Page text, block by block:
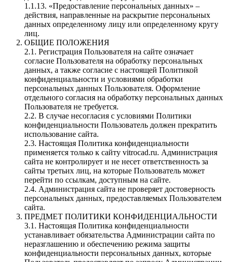
1.1.13. «Предоставление персональных данных» –
действия, направленные на раскрытие персональных
данных определенному лицу или определенному кругу
лиц.
ОБЩИЕ ПОЛОЖЕНИЯ
2.1. Регистрация Пользователя на сайте означает
согласие Пользователя на обработку персональных
данных, а также согласие с настоящей Политикой
конфиденциальности и условиями обработки
персональных данных Пользователя. Оформление
отдельного согласия на обработку персональных данных
Пользователя не требуется.
2.2. В случае несогласия с условиями Политики
конфиденциальности Пользователь должен прекратить
использование сайта.
2.3. Настоящая Политика конфиденциальности
применяется только к сайту vitrocad.ru. Администрация
сайта не контролирует и не несет ответственность за
сайты третьих лиц, на которые Пользователь может
перейти по ссылкам, доступным на сайте.
2.4. Администрация сайта не проверяет достоверность
персональных данных, предоставляемых Пользователем
сайта.
ПРЕДМЕТ ПОЛИТИКИ КОНФИДЕНЦИАЛЬНОСТИ
3.1. Настоящая Политика конфиденциальности
устанавливает обязательства Администрации сайта по
неразглашению и обеспечению режима защиты
конфиденциальности персональных данных, которые